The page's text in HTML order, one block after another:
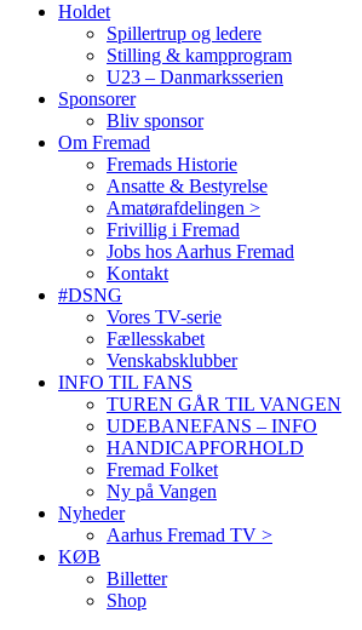
Holdet
Spillertrup og ledere
Stilling & kampprogram
U23 – Danmarksserien
Sponsorer
Bliv sponsor
Om Fremad
Fremads Historie
Ansatte & Bestyrelse
Amatørafdelingen >
Frivillig i Fremad
Jobs hos Aarhus Fremad
Kontakt
#DSNG
Vores TV-serie
Fællesskabet
Venskabsklubber
INFO TIL FANS
TUREN GÅR TIL VANGEN
UDEBANEFANS – INFO
HANDICAPFORHOLD
Fremad Folket
Ny på Vangen
Nyheder
Aarhus Fremad TV >
KØB
Billetter
Shop